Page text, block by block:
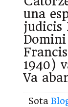
una
judicis
1940)
Va
Sota